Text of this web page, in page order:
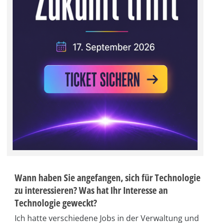
Wann haben Sie angefangen, sich für Technologie
zu interessieren? Was hat Ihr Interesse an
Technologie geweckt?
Ich hatte verschiedene Jobs in der Verwaltung und